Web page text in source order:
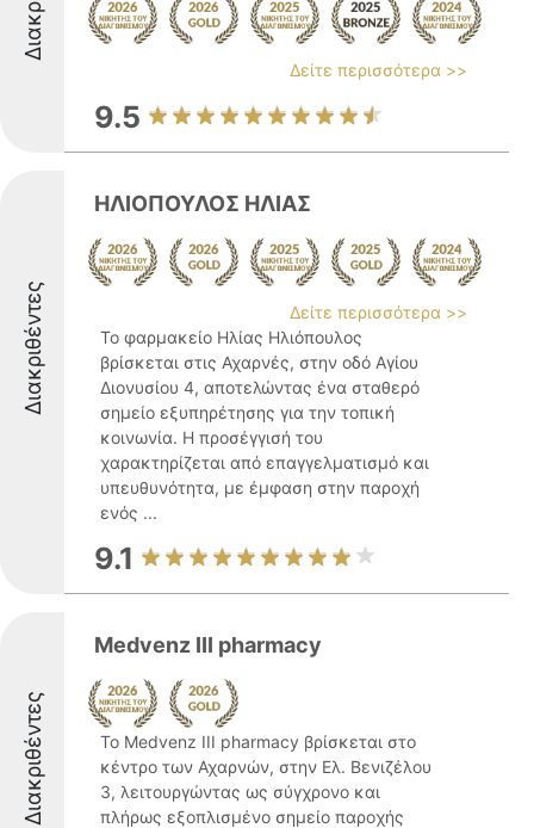
Δείτε περισσότερα >>
9.5
Διακριθέντες
ΗΛΙΟΠΟΥΛΟΣ ΗΛΙΑΣ
Δείτε περισσότερα >>
Το φαρμακείο Ηλίας Ηλιόπουλος
βρίσκεται στις Αχαρνές, στην οδό Αγίου
Διονυσίου 4, αποτελώντας ένα σταθερό
σημείο εξυπηρέτησης για την τοπική
κοινωνία. Η προσέγγισή του
χαρακτηρίζεται από επαγγελματισμό και
υπευθυνότητα, με έμφαση στην παροχή
ενός ...
9.1
Διακριθέντες
Medvenz III pharmacy
Το Medvenz III pharmacy βρίσκεται στο
κέντρο των Αχαρνών, στην Ελ. Βενιζέλου
3, λειτουργώντας ως σύγχρονο και
πλήρως εξοπλισμένο σημείο παροχής